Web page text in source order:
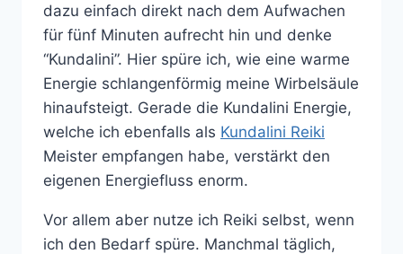
dazu einfach direkt nach dem Aufwachen
für fünf Minuten aufrecht hin und denke
“Kundalini”. Hier spüre ich, wie eine warme
Energie schlangenförmig meine Wirbelsäule
hinaufsteigt. Gerade die Kundalini Energie,
welche ich ebenfalls als Kundalini Reiki
Meister empfangen habe, verstärkt den
eigenen Energiefluss enorm.
Vor allem aber nutze ich Reiki selbst, wenn
ich den Bedarf spüre. Manchmal täglich,